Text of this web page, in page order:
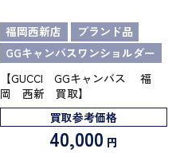
福岡西新店
ブランド品
GGキャンバスワンショルダー
【GUCCI GGキャンバス 福
岡 西新 買取】
買取参考価格
40,000 円